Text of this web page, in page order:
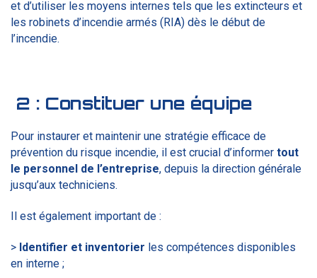
et d’utiliser les moyens internes tels que les extincteurs et
les robinets d’incendie armés (RIA) dès le début de
l’incendie.
2 : Constituer une équipe
Pour instaurer et maintenir une stratégie efficace de
prévention du risque incendie, il est crucial d’informer tout
le personnel de l’entreprise, depuis la direction générale
jusqu’aux techniciens.
Il est également important de :
> Identifier et inventorier les compétences disponibles
en interne ;